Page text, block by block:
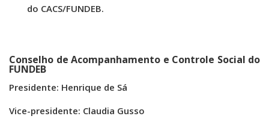
do CACS/FUNDEB.
Conselho de Acompanhamento e Controle Social do
FUNDEB
Presidente: Henrique de Sá
Vice-presidente: Claudia Gusso